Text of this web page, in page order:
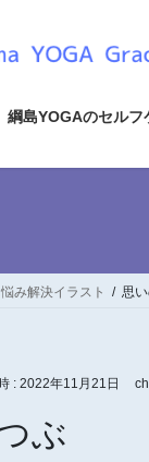
綱島YOGAのセルフ
み解決イラスト 思
: 2022年11月21日
ぶ